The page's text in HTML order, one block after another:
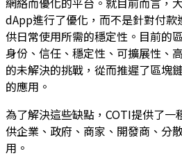
dApp進行了優化，而不是針對付
供日常使用所需的穩定性。目前的
身份、信任、穩定性、可擴展性、
的未解決的挑戰，從而推遲了區塊
的應用。
為了解決這些缺點，COTI提供了一
供企業、政府、商家、開發商、分
用。